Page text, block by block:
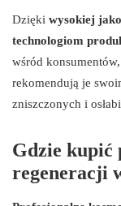
Dzięki wysokiej
technologiom
wśród
rekomendują je
zniszczonych i
Gdzie kupić
regeneracji